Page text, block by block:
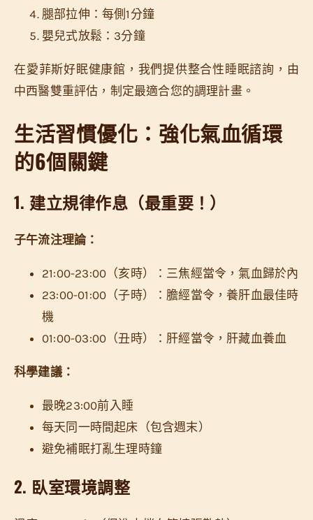
腿部拉伸：每側1分鐘
嬰兒式放鬆：3分鐘
在愛菲斯好眠健康館，我們提供整合性睡眠諮詢，由
中西醫雙重評估，制定最適合您的調理計畫。
生活習慣優化：強化氣血循環
的6個關鍵
1. 建立規律作息（最重要！）
子午流注理論：
21:00-23:00（亥時）：三焦經當令，氣血歸於內
23:00-01:00（子時）：膽經當令，養肝血最佳時
機
01:00-03:00（丑時）：肝經當令，肝藏血養血
科學建議：
最晚23:00前入睡
每天同一時間起床（包含週末）
避免補眠打亂生理時鐘
2. 臥室環境調整